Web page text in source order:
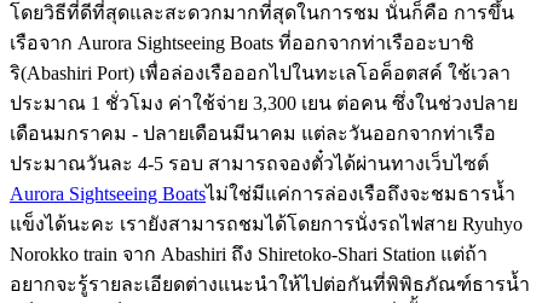
โดยวิธีที่ดีที่สุดและสะดวกมากที่สุดในการชม นั่นก็คือ การขึ้น
เรือจาก Aurora Sightseeing Boats ที่ออกจากท่าเรืออะบาชิ
ริ(Abashiri Port) เพื่อล่องเรือออกไปในทะเลโอค็อตสค์ ใช้เวลา
ประมาณ 1 ชั่วโมง ค่าใช้จ่าย 3,300 เยน ต่อคน ซึ่งในช่วงปลาย
เดือนมกราคม - ปลายเดือนมีนาคม แต่ละวันออกจากท่าเรือ
ประมาณวันละ 4-5 รอบ สามารถจองตั๋วได้ผ่านทางเว็บไซต์
Aurora Sightseeing Boatsไม่ใช่มีแค่การล่องเรือถึงจะชมธารน้ำ
แข็งได้นะคะ เรายังสามารถชมได้โดยการนั่งรถไฟสาย Ryuhyo
Norokko train จาก Abashiri ถึง Shiretoko-Shari Station แต่ถ้า
อยากจะรู้รายละเอียดต่างแนะนำให้ไปต่อกันที่พิพิธภัณฑ์ธารน้ำ